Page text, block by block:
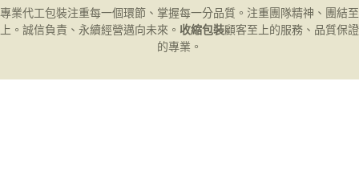
專業代工包裝注重每一個環節、掌握每一分品質。注重團隊精神、團結至
上。誠信負責、永續經營邁向未來。 收縮包裝顧客至上的服務、品質保證
的專業。